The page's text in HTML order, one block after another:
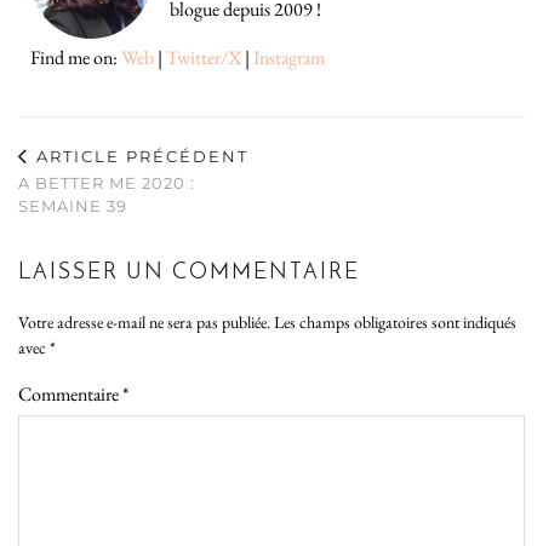
blogue depuis 2009 !
Find me on:Web|Twitter/X| Instagram
ARTICLE PRÉCÉDENT
A BETTER ME 2020 :
SEMAINE 39
LAISSER UN COMMENTAIRE
Votre adresse e-mail ne sera pas publiée. Les champs obligatoires sont indiqués
avec *
Commentaire*